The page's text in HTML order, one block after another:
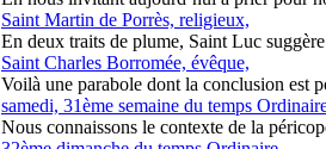
Saint Martin de Porrès, religieux,
En deux traits de plume, Saint Luc
Saint Charles Borromée, évêque,
Voilà une parabole dont la conclusion est
samedi, 31ème semaine du temps
Nous connaissons le contexte de la